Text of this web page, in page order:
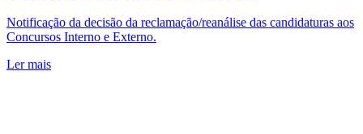
Notificação da decisão da reclamação/reanálise das candidaturas aos
Concursos Interno e Externo.
Ler mais